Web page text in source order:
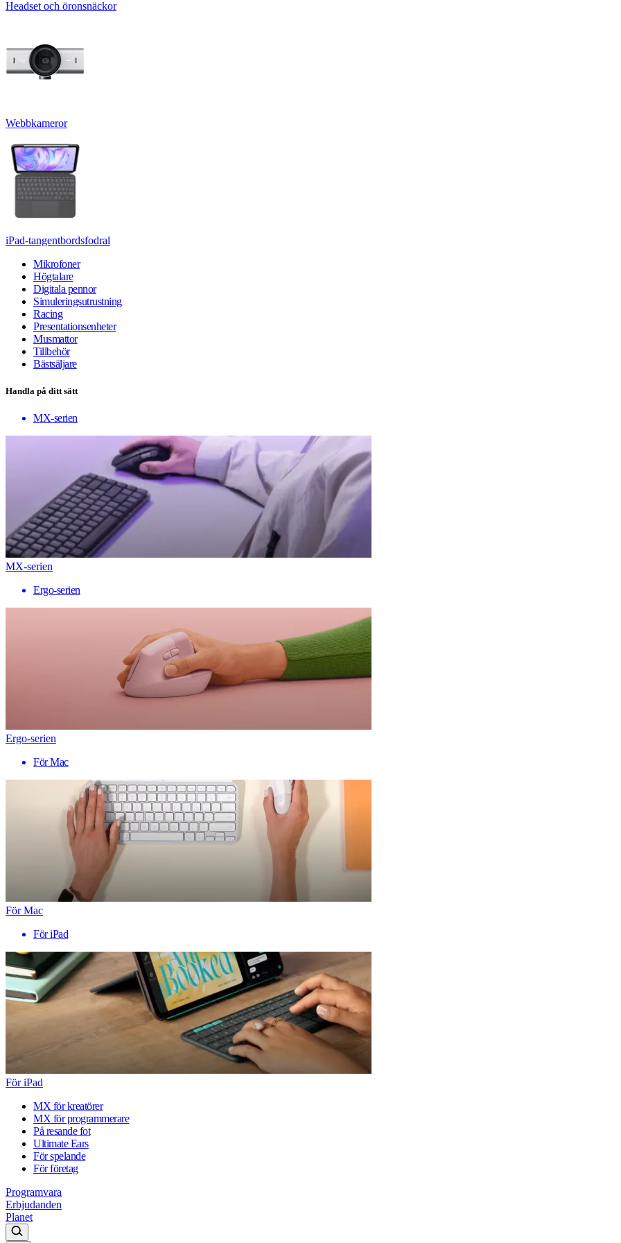
Headset och öronsnäckor
Webbkameror
iPad-tangentbordsfodral
Mikrofoner
Högtalare
Digitala pennor
Simuleringsutrustning
Racing
Presentationsenheter
Musmattor
Tillbehör
Bästsäljare
Handla på ditt sätt
MX-serien
MX-serien
Ergo-serien
Ergo-serien
För Mac
För Mac
För iPad
För iPad
MX för kreatörer
MX för programmerare
På resande fot
Ultimate Ears
För spelande
För företag
Programvara
Erbjudanden
Planet